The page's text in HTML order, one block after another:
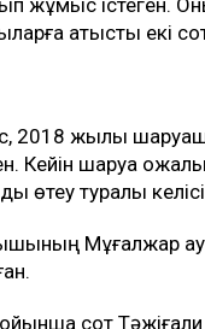
жұмыс істеген.
қатысты екі
2018 жылы
Кейін шаруа
өтеу туралы
Мұғалжар
сот